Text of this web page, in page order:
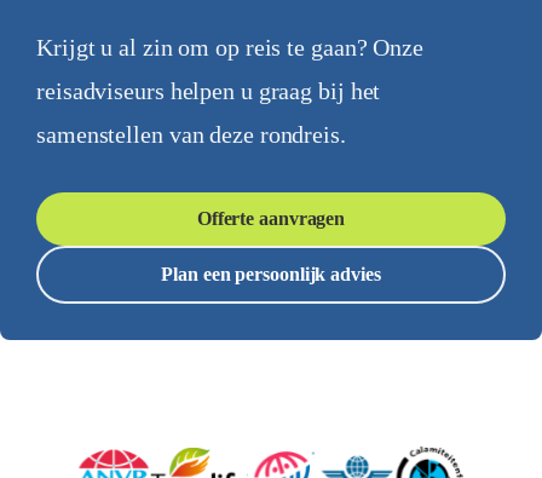
Krijgt u al zin om op reis te gaan? Onze
reisadviseurs helpen u graag bij het
samenstellen van deze rondreis.
Offerte aanvragen
Plan een persoonlijk advies